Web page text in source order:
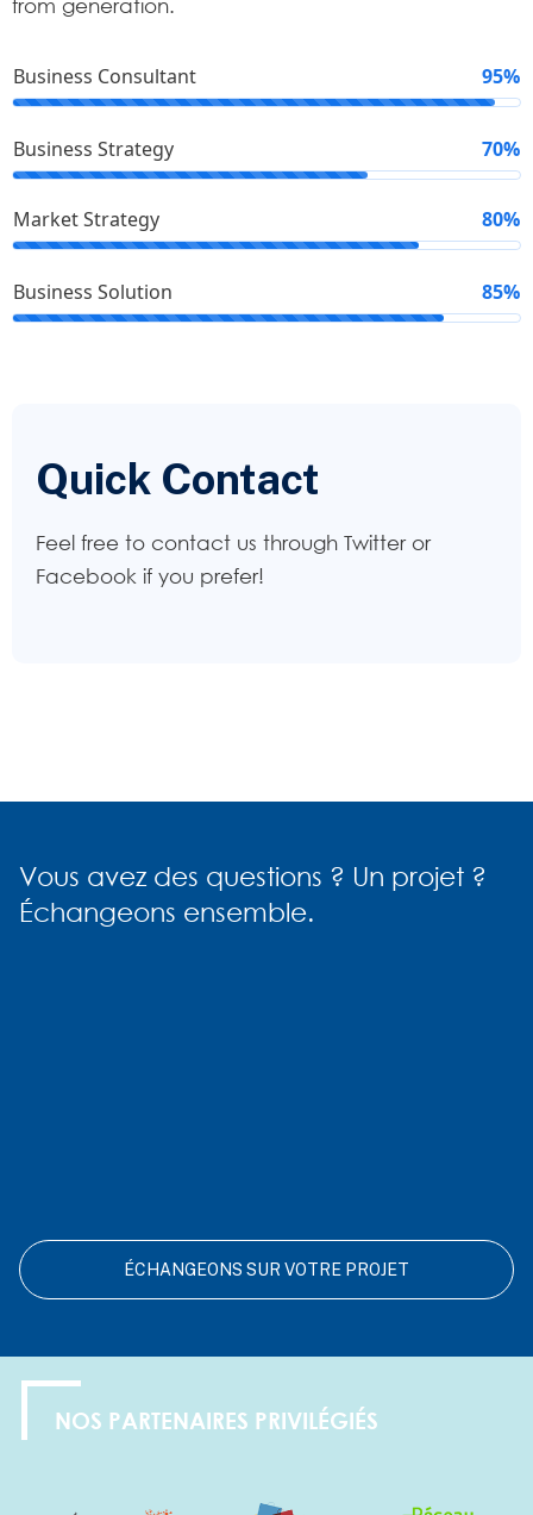
from generation.
Business Consultant 95%
Business Strategy 70%
Market Strategy 80%
Business Solution 85%
Quick Contact
Feel free to contact us through Twitter or
Facebook if you prefer!
Vous avez des questions ? Un projet ?
Échangeons ensemble.
ÉCHANGEONS SUR VOTRE PROJET
NOS PARTENAIRES PRIVILÉGIÉS